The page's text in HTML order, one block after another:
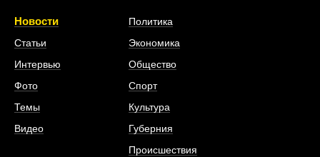
Новости
Статьи
Интервью
Фото
Темы
Видео
Политика
Экономика
Общество
Спорт
Культура
Губерния
Происшествия